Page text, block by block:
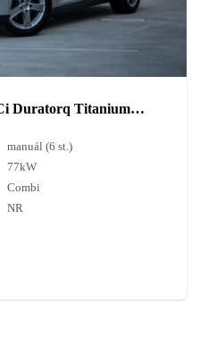
Ford Focus Kombi 1.5 TDCi Duratorq Titanium ECOnetic / AJ NA SPLÁTKY / PROTIÚČET /
manuál (6 st.)
77kW
Combi
NR